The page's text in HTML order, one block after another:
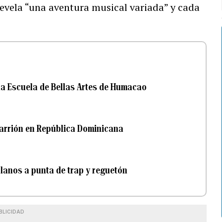
“una aventura musical variada” y cada
de Bellas Artes de Humacao
en República Dominicana
a punta de trap y reguetón